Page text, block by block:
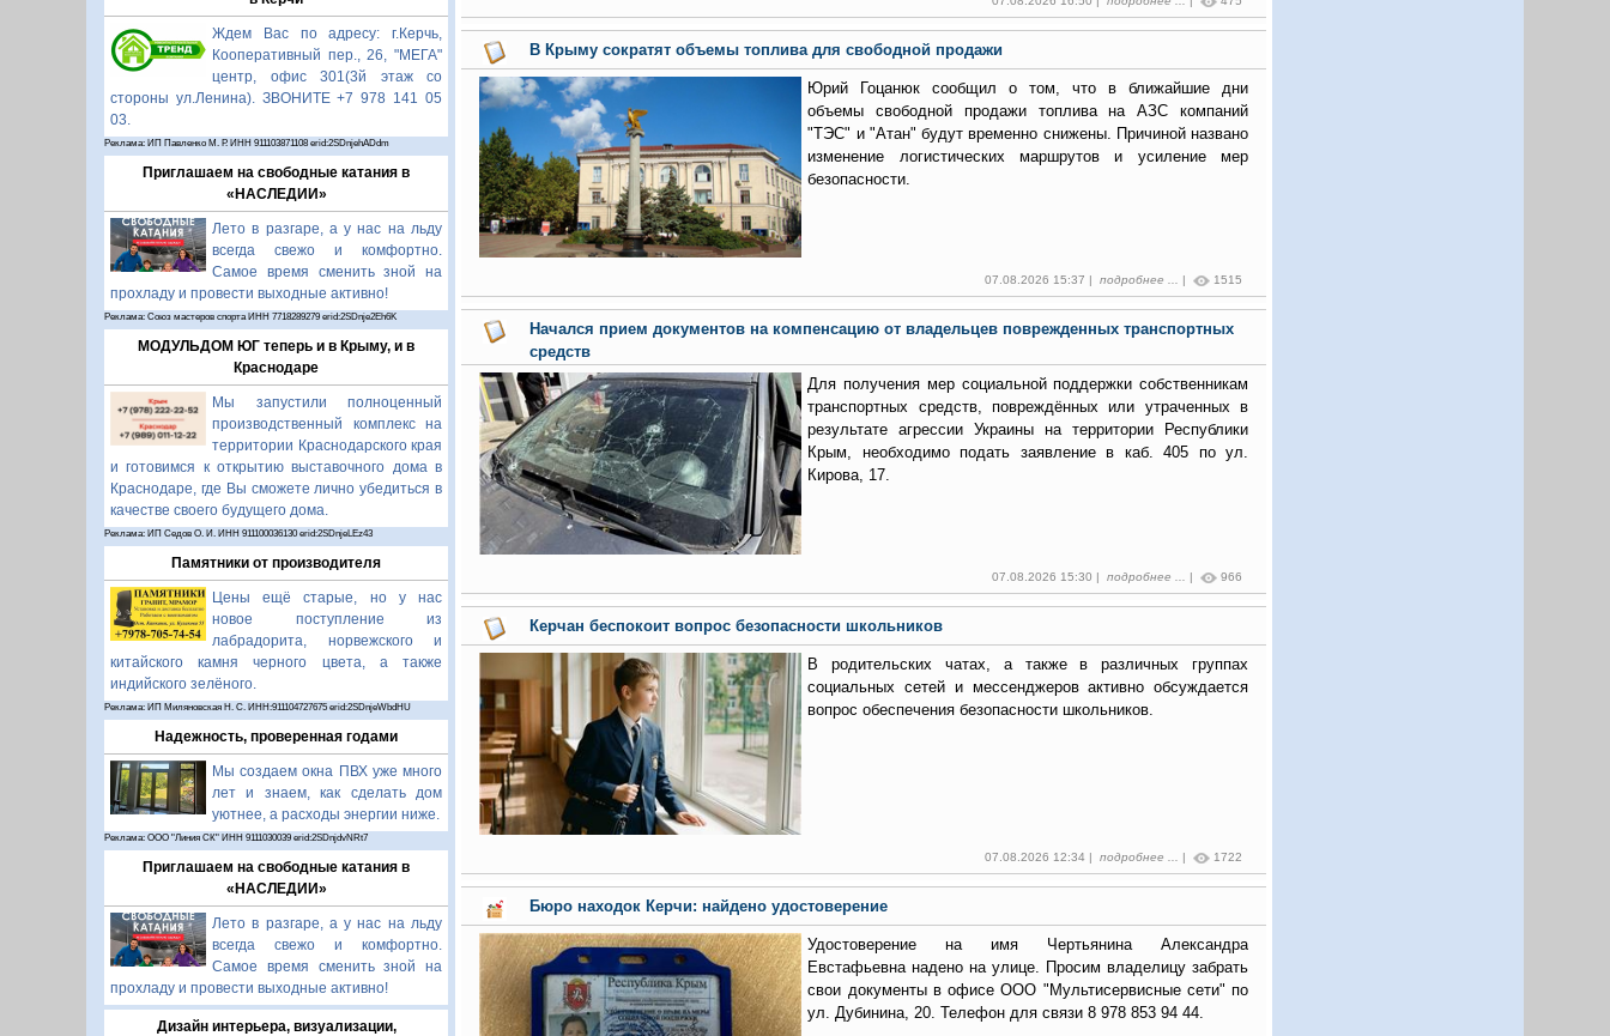
Ждем Вас по адресу: г.Керчь,
Кооперативный пер., 26, "МЕГА"
центр, офис 301(3й этаж со
стороны ул.Ленина). ЗВОНИТЕ +7 978 141 05
03.
Реклама: ИП Павленко М. Р. ИНН 911103871108 erid:2SDnjehADdm
Приглашаем на свободные катания в
«НАСЛЕДИИ»
Лето в разгаре, а у нас на льду
всегда свежо и комфортно.
Самое время сменить зной на
прохладу и провести выходные активно!
Реклама: Союз мастеров спорта ИНН 7718289279 erid:2SDnje2Eh6K
МОДУЛЬДОМ ЮГ теперь и в Крыму, и в
Краснодаре
Мы запустили полноценный
производственный комплекс на
территории Краснодарского края
и готовимся к открытию выставочного дома в
Краснодаре, где Вы сможете лично убедиться в
качестве своего будущего дома.
Реклама: ИП Седов О. И. ИНН 911100036130 erid:2SDnjeLEz43
Памятники от производителя
Цены ещё старые, но у нас
новое поступление из
лабрадорита, норвежского и
китайского камня черного цвета, а также
индийского зелёного.
Реклама: ИП Миляновская Н. С. ИНН:911104727675 erid:2SDnjeWbdHU
Надежность, проверенная годами
Мы создаем окна ПВХ уже много
лет и знаем, как сделать дом
уютнее, а расходы энергии ниже.
Реклама: ООО "Линия СК" ИНН 9111030039 erid:2SDnjdvNRt7
Приглашаем на свободные катания в
«НАСЛЕДИИ»
Лето в разгаре, а у нас на льду
всегда свежо и комфортно.
Самое время сменить зной на
прохладу и провести выходные активно!
Дизайн интерьера, визуализации,
В Крыму сократят объемы топлива для свободной продажи
Юрий Гоцанюк сообщил о том, что в ближайшие дни
объемы свободной продажи топлива на АЗС компаний
"ТЭС" и "Атан" будут временно снижены. Причиной названо
изменение логистических маршрутов и усиление мер
безопасности.
07.08.2026 15:37 | подробнее ... 1515
Начался прием документов на компенсацию от владельцев поврежденных транспортных
средств
Для получения мер социальной поддержки собственникам
транспортных средств, повреждённых или утраченных в
результате агрессии Украины на территории Республики
Крым, необходимо подать заявление в каб. 405 по ул.
Кирова, 17.
07.08.2026 15:30 | подробнее ... | 966
Керчан беспокоит вопрос безопасности школьников
В родительских чатах, а также в различных группах
социальных сетей и мессенджеров активно обсуждается
вопрос обеспечения безопасности школьников.
07.08.2026 12:34 | подробнее ... | 1722
Бюро находок Керчи: найдено удостоверение
Удостоверение на имя Чертьянина Александра
Евстафьевна надено на улице. Просим владелицу забрать
свои документы в офисе ООО "Мультисервисные сети" по
ул. Дубинина, 20. Телефон для связи 8 978 853 94 44.